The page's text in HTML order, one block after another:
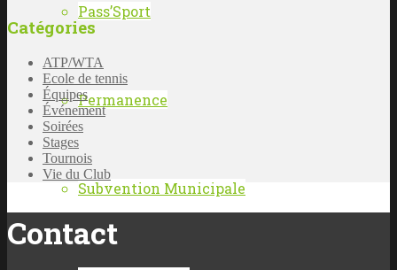
Pass’Sport
Permanence
Subvention Municipale
Catégories
ATP/WTA
Ecole de tennis
Équipes
Événement
Soirées
Stages
Tournois
Vie du Club
Contact